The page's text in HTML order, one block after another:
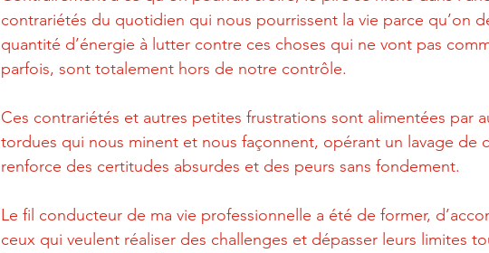
contrariétés du quotidien qui nous pourrissent la vie parce qu’on
quantité d’énergie à lutter contre ces choses qui ne vont pas
parfois, sont totalement hors de notre contrôle.
Ces contrariétés et autres petites frustrations sont alimentées par
tordues qui nous minent et nous façonnent, opérant un lavage de
renforce des certitudes absurdes et des peurs sans fondement.
Le fil conducteur de ma vie professionnelle a été de former,
ceux qui veulent réaliser des challenges et dépasser leurs limites